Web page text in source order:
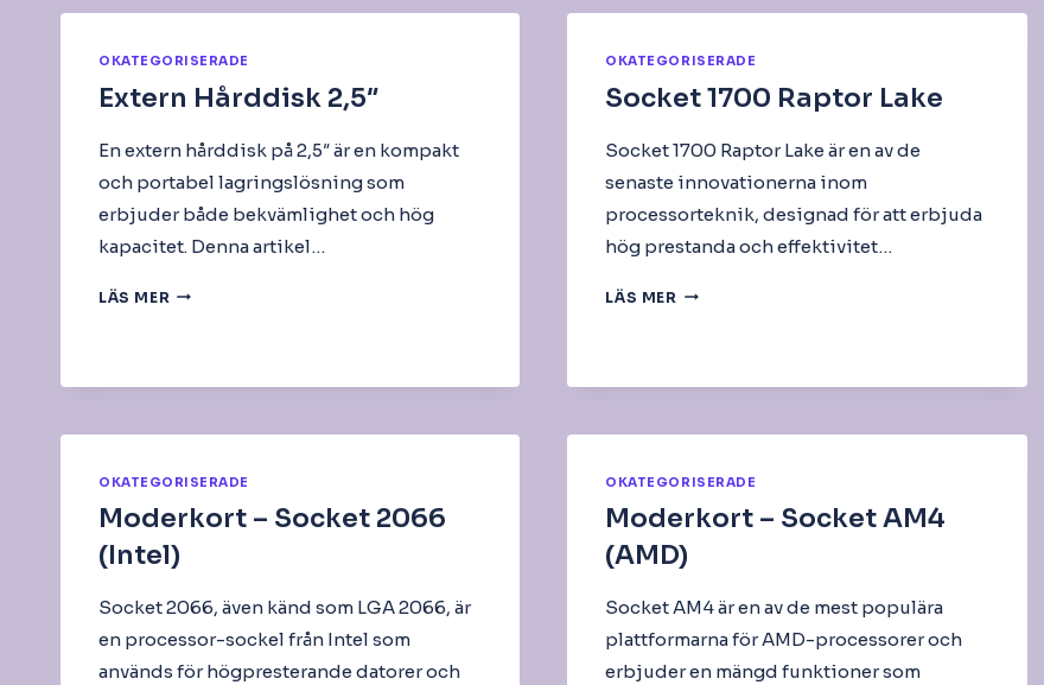
OKATEGORISERADE
Extern Hårddisk 2,5″
En extern hårddisk på 2,5″ är en kompakt
och portabel lagringslösning som
erbjuder både bekvämlighet och hög
kapacitet. Denna artikel…
LÄS MER EXTERN
OKATEGORISERADE
Socket 1700 Raptor Lake
Socket 1700 Raptor Lake är en av de
senaste innovationerna inom
processorteknik, designad för att erbjuda
hög prestanda och effektivitet…
LÄS MER SOCKET
OKATEGORISERADE
Moderkort – Socket 2066
(Intel)
Socket 2066, även känd som LGA 2066, är
en processor-sockel från Intel som
används för högpresterande datorer och
OKATEGORISERADE
Moderkort – Socket AM4
(AMD)
Socket AM4 är en av de mest populära
plattformarna för AMD-processorer och
erbjuder en mängd funktioner som